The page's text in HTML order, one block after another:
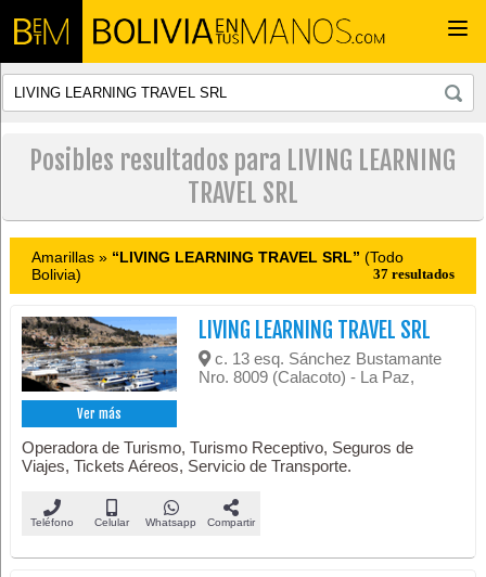
Posibles resultados para LIVING LEARNING
TRAVEL SRL
Amarillas » “LIVING LEARNING TRAVEL SRL” (Todo
Bolivia)
37 resultados
Ver más
LIVING LEARNING TRAVEL SRL
c. 13 esq. Sánchez Bustamante
Nro. 8009 (Calacoto) - La Paz,
Operadora de Turismo, Turismo Receptivo, Seguros de
Viajes, Tickets Aéreos, Servicio de Transporte.
Teléfono Celular Whatsapp Compartir